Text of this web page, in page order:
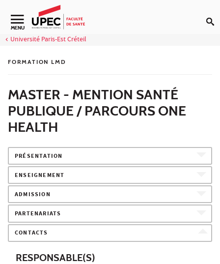
Aller au contenu
Navigation secondaire
MENU
Université Paris-Est Créteil
FORMATION LMD
MASTER - MENTION SANTÉ
PUBLIQUE / PARCOURS ONE
HEALTH
PRÉSENTATION
ENSEIGNEMENT
ADMISSION
PARTENARIATS
CONTACTS
RESPONSABLE(S)